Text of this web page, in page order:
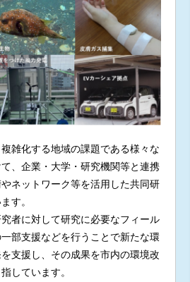
雑化する地域の課題である様々な
、企業・大学・研究機関等と連携
ネットワーク等を活用した共同研
す。
者に対して研究に必要なフィール
部支援などを行うことで新たな環
支援し、その成果を市内の環境改
しています。